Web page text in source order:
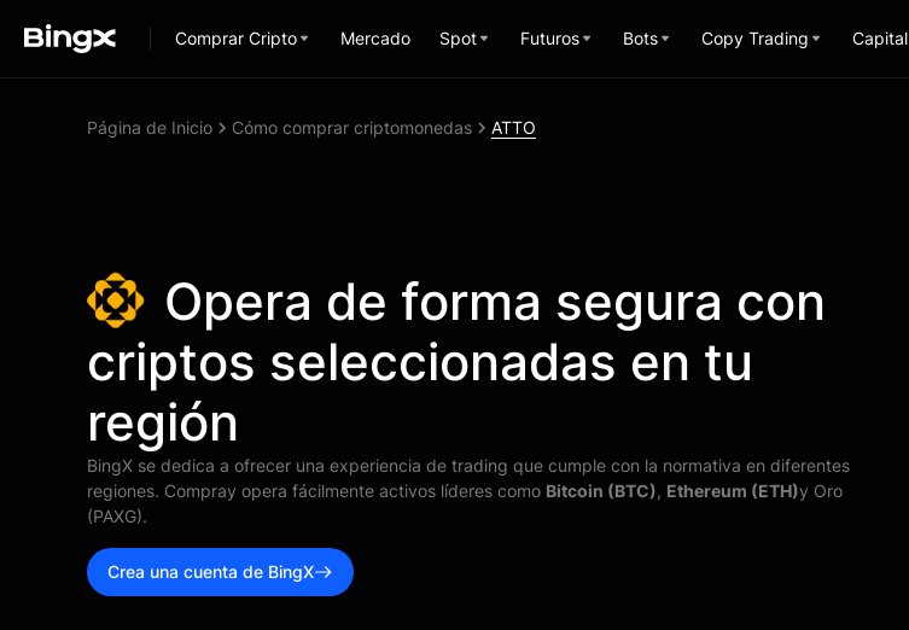
Comprar Cripto Mercado Spot Futuros Bots Copy Trading Capital
Página de Inicio Cómo comprar criptomonedas ATTO
Opera de forma segura con
criptos seleccionadas en tu
región
BingX se dedica a ofrecer una experiencia de trading que cumple con la normativa en diferentes
regiones. Compray opera fácilmente activos líderes como Bitcoin (BTC), Ethereum (ETH)y Oro
(PAXG).
Crea una cuenta de BingX